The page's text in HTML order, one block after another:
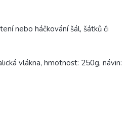
nebo háčkování šál, šátků či
vlákna, hmotnost: 250g, návin: